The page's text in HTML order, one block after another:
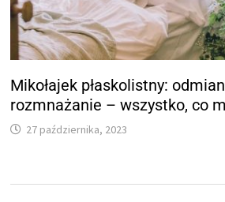
Mikołajek płaskolistny:
rozmnażanie – wszystko, co
27 października, 2023